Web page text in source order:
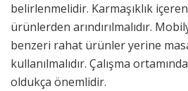
belirlenmelidir. Karmaşıklık
ürünlerden arındırılmalıdır.
benzeri rahat ürünler yerine
kullanılmalıdır. Çalışma
oldukça önemlidir.